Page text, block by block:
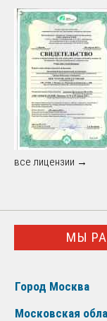
все лицензии →
МЫ
Город Москва
Московская